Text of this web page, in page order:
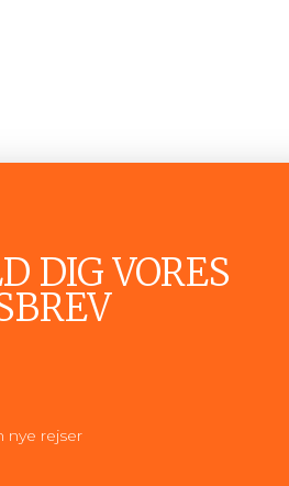
DIG VORES
nye rejser